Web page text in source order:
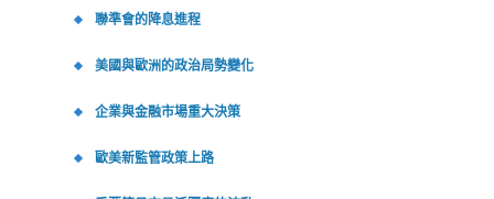
聯準會的降息進程
美國與歐洲的政治局勢變化
企業與金融市場重大決策
歐美新監管政策上路